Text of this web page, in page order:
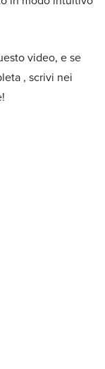
video, e se
, scrivi nei